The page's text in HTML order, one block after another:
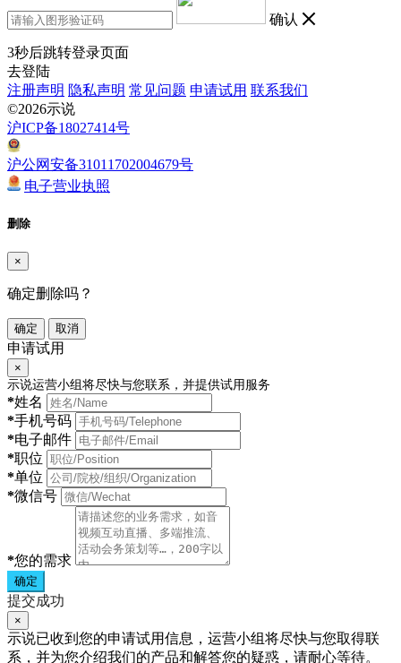
确认
3秒后跳转登录页面
去登陆
注册声明 隐私声明 常见问题 申请试用 联系我们
©2026示说
沪ICP备18027414号
沪公网安备31011702004679号
电子营业执照
删除
×
确定删除吗？
确定 取消
申请试用
×
示说运营小组将尽快与您联系，并提供试用服务
*姓名
*手机号码
*电子邮件
*职位
*单位
*微信号
*您的需求
确定
提交成功
×
示说已收到您的申请试用信息，运营小组将尽快与您取得联
系，并为您介绍我们的产品和解答您的疑惑，请耐心等待。